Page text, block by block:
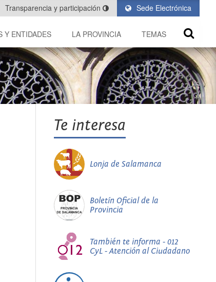
Sede Electrónica
Transparencia y participación
Y ENTIDADES LA PROVINCIA TEMAS
Te interesa
Lonja de Salamanca
Boletín Oficial de la
Provincia
También te informa - 012
CyL - Atención al Ciudadano